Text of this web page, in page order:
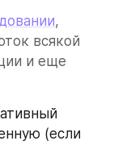
всякой
и еще
(если